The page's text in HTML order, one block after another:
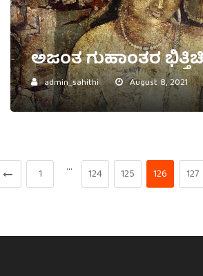
ಅಜಂತ ಗುಹಾಂತರ
admin_sahithi August 8, 2021
1 … 124 125 126 127